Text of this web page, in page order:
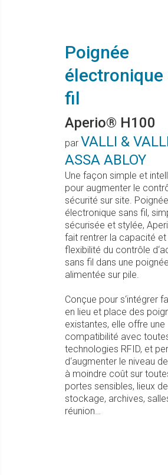
Poignée
électronique
fil
Aperio® H100
par VALLI &
ASSA ABLOY
Une façon simple et
pour augmenter le
sécurité sur site. Poignée
électronique sans fil,
sécurisée et stylée,
fait rentrer la capacité et
flexibilité du contrôle
sans fil dans une
alimentée sur pile.
Conçue pour s‘intégrer
en lieu et place des
existantes, elle offre une
compatibilité avec
technologies RFID, et
d‘augmenter le niveau
à moindre coût sur
portes sensibles, lieux de
stockage, archives,
réunion…